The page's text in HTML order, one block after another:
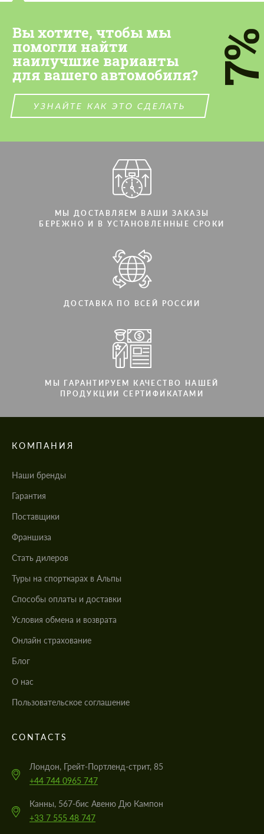
Вы хотите, чтобы мы
помогли найти
наилучшие варианты
для вашего автомобиля?
УЗНАЙТЕ КАК ЭТО СДЕЛАТЬ
МЫ ДОСТАВЛЯЕМ ВАШИ ЗАКАЗЫ
БЕРЕЖНО И В УСТАНОВЛЕННЫЕ СРОКИ
ДОСТАВКА ПО ВСЕЙ РОССИИ
МЫ ГАРАНТИРУЕМ КАЧЕСТВО НАШЕЙ
ПРОДУКЦИИ СЕРТИФИКАТАМИ
КОМПАНИЯ
Наши бренды
Гарантия
Поставщики
Франшиза
Стать дилеров
Туры на спорткарах в Альпы
Cпособы оплаты и доставки
Условия обмена и возврата
Онлайн страхование
Блог
О нас
Пользовательское соглашение
CONTACTS
Лондон, Грейт-Портленд-стрит, 85
+44 744 0965 747
Канны, 567-бис Авеню Дю Кампон
+33 7 555 48 747